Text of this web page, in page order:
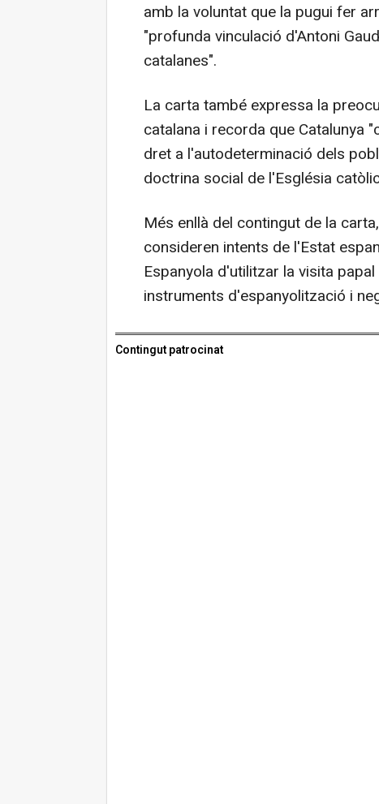
amb la voluntat que la pugui fer
"profunda vinculació d'Antoni
catalanes".
La carta també expressa la
catalana i recorda que Catalunya
dret a l'autodeterminació dels
doctrina social de l'Església
Més enllà del contingut de la
consideren intents de l'Estat
Espanyola d'utilitzar la visita
instruments d'espanyolització i
Contingut patrocinat